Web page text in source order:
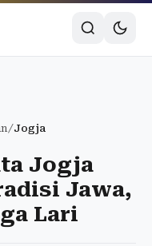
/Jogja
Jogja
Jawa,
Lari